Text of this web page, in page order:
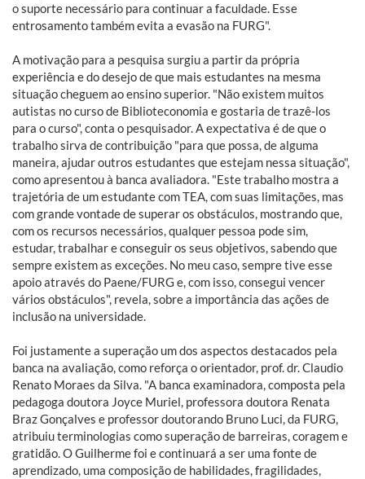
o suporte necessário para continuar a faculdade. Esse
entrosamento também evita a evasão na FURG".
A motivação para a pesquisa surgiu a partir da própria
experiência e do desejo de que mais estudantes na mesma
situação cheguem ao ensino superior. "Não existem muitos
autistas no curso de Biblioteconomia e gostaria de trazê-los
para o curso", conta o pesquisador. A expectativa é de que o
trabalho sirva de contribuição "para que possa, de alguma
maneira, ajudar outros estudantes que estejam nessa situação",
como apresentou à banca avaliadora. "Este trabalho mostra a
trajetória de um estudante com TEA, com suas limitações, mas
com grande vontade de superar os obstáculos, mostrando que,
com os recursos necessários, qualquer pessoa pode sim,
estudar, trabalhar e conseguir os seus objetivos, sabendo que
sempre existem as exceções. No meu caso, sempre tive esse
apoio através do Paene/FURG e, com isso, consegui vencer
vários obstáculos", revela, sobre a importância das ações de
inclusão na universidade.
Foi justamente a superação um dos aspectos destacados pela
banca na avaliação, como reforça o orientador, prof. dr. Claudio
Renato Moraes da Silva. "A banca examinadora, composta pela
pedagoga doutora Joyce Muriel, professora doutora Renata
Braz Gonçalves e professor doutorando Bruno Luci, da FURG,
atribuiu terminologias como superação de barreiras, coragem e
gratidão. O Guilherme foi e continuará a ser uma fonte de
aprendizado, uma composição de habilidades, fragilidades,